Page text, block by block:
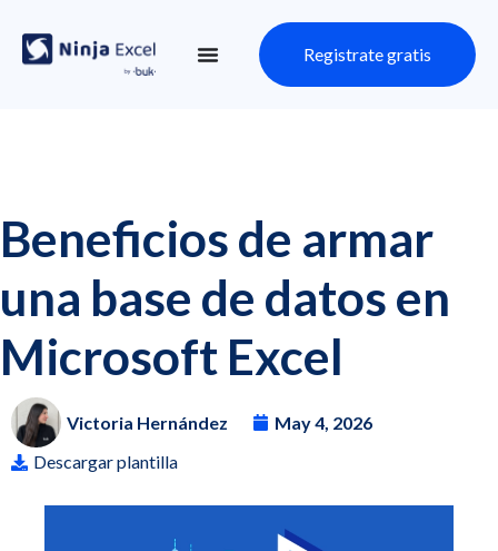
Registrate gratis
Beneficios de armar
una base de datos en
Microsoft Excel
Victoria Hernández
May 4, 2026
Descargar plantilla